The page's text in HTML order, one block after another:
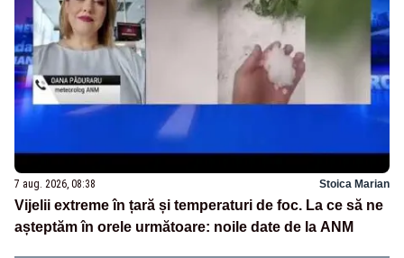
7 aug. 2026, 08:38 Stoica Marian
Vijelii extreme în țară și temperaturi de foc. La ce să ne
așteptăm în orele următoare: noile date de la ANM